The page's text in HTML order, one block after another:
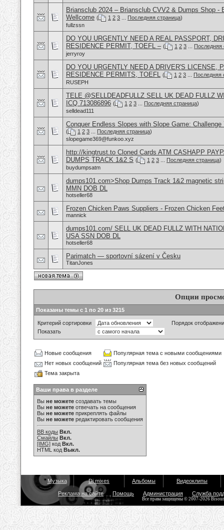
Briansclub 2024 – Briansclub CVV2 & Dumps Shop -
Wellcome ( 1 2 3 Последняя страница)
fullzssn
DO YOU URGENTLY NEED A REAL PASSPORT,
RESIDENCE PERMIT, TOEFL – ( 1 2 3
Последняя
jerryroy
DO YOU URGENTLY NEED A DRIVER'S LICENSE,
RESIDENCE PERMITS, TOEFL ( 1 2 3
Последняя
RUSEPH
TELE @SELLDEADFULLZ SELL UK DEAD FULLZ
ICQ 713086896 ( 1 2 3 Последняя страница)
selldead111
Conquer Endless Slopes with Slope Game:
( 1 2 3 Последняя страница)
slopegame369@funkoo.xyz
http://kingtrust.to Cloned Cards ATM CASHAPP
DUMPS TRACK 1&2 S ( 1 2 3 Последняя страница)
buydumpsatm
dumps101.com>Shop Dumps Track 1&2 magnetic
MMN DOB DL
hotseller68
Frozen Chicken Paws Suppliers - Frozen Chicken
mannick
dumps101.com/ SELL UK DEAD FULLZ WITH
USA SSN DOB DL
hotseller68
Parimatch — sportovní sázení v Česku
TitanJones
Опции
Показаны темы с 1 по 20 из 3215
Критерий сортировки
Порядок
Показать
Новые сообщения
Популярная тема с новыми сообщениями
Нет новых сообщений
Популярная тема без новых сообщений
Тема закрыта
Ваши права в разделе
Вы не можете создавать темы
Вы не можете отвечать на сообщения
Вы не можете прикреплять файлы
Вы не можете редактировать сообщения
BB коды Вкл.
Смайлы Вкл.
[IMG] код Вкл.
HTML код Выкл.
Музыка Dj mixes Альбомы Видеоклипы
Реклама на сайте Помощь Администрация Служба
Все права защищены © 2007-2026